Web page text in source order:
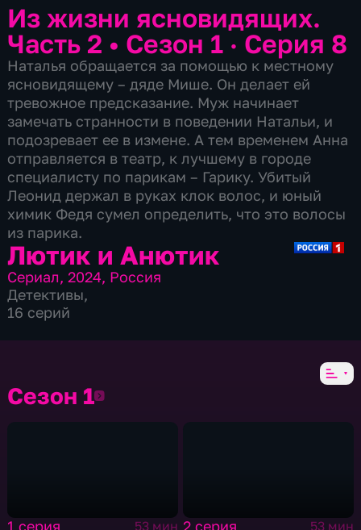
Из жизни ясновидящих.
Часть 2 • Сезон 1 · Серия 8
Наталья обращается за помощью к местному
ясновидящему – дяде Мише. Он делает ей
тревожное предсказание. Муж начинает
замечать странности в поведении Натальи, и
подозревает ее в измене. А тем временем Анна
отправляется в театр, к лучшему в городе
специалисту по парикам – Гарику. Убитый
Леонид держал в руках клок волос, и юный
химик Федя сумел определить, что это волосы
из парика.
Лютик и Анютик
Сериал,2024, Россия
Детективы,
16 серий
Сезон 1Сезон 1
1 серия
53 мин 2 серия
53 мин